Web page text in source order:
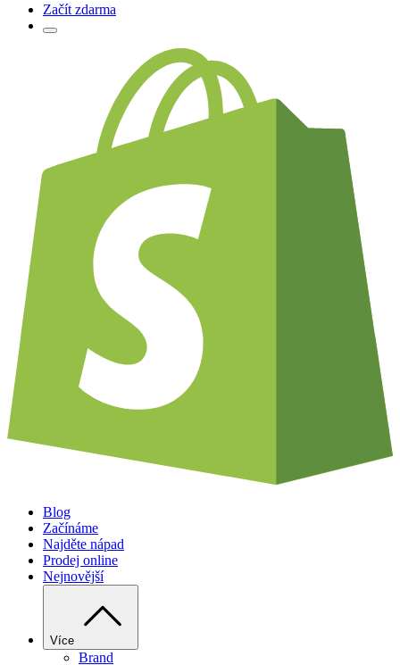
Začít zdarma
Blog
Začínáme
Najděte nápad
Prodej online
Nejnovější
Více
Brand